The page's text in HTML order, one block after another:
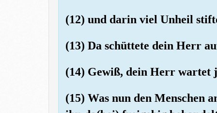
(12) und darin viel Unheil
(13) Da schüttete dein Herr
(14) Gewiß, dein Herr wartet
(15) Was nun den Menschen